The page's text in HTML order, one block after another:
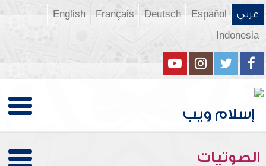
عربي Español
Deutsch
Français
English
Indonesia
الصوتيات